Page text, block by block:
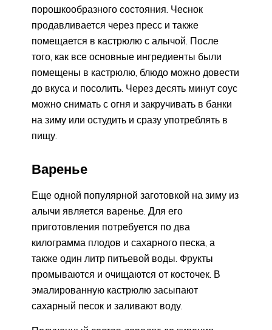
порошкообразного состояния. Чеснок
продавливается через пресс и также
помещается в кастрюлю с алычой. После
того, как все основные ингредиенты были
помещены в кастрюлю, блюдо можно довести
до вкуса и посолить. Через десять минут соус
можно снимать с огня и закручивать в банки
на зиму или остудить и сразу употреблять в
пищу.
Варенье
Еще одной популярной заготовкой на зиму из
алычи является варенье. Для его
приготовления потребуется по два
килограмма плодов и сахарного песка, а
также один литр питьевой воды. Фрукты
промываются и очищаются от косточек. В
эмалированную кастрюлю засыпают
сахарный песок и заливают воду.